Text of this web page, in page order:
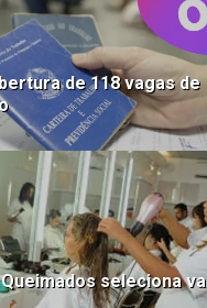
de 118 vagas de
seleciona